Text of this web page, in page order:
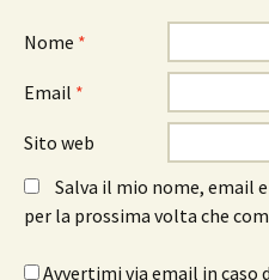
Nome *
Email *
Sito web
Salva il mio nome, email
per la prossima volta che
Avvertimi via email in